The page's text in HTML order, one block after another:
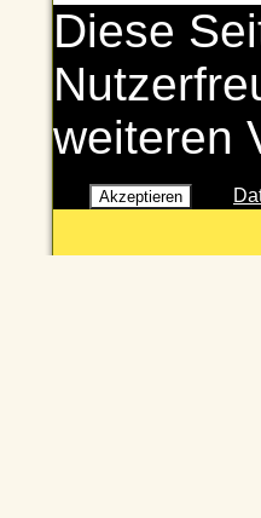
Diese
weiteren
Akzeptieren